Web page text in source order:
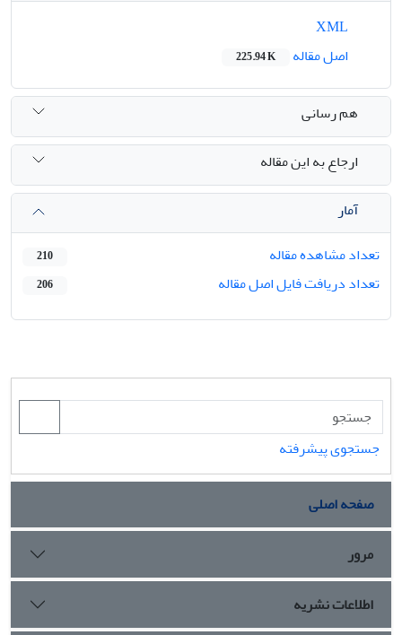
اصل مقاله
225.94 K
هم رسانی
ارجاع به این مقاله
آمار
تعداد مشاهده مقاله
210
تعداد دریافت فایل اصل مقاله 206
جستجوی پیشرفته
صفحه اصلی
مرور
اطلاعات نشریه